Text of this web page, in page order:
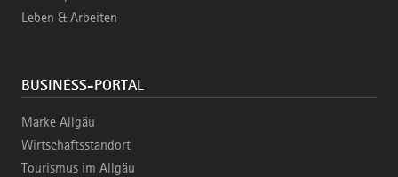
Leben & Arbeiten
BUSINESS-PORTAL
Marke Allgäu
Wirtschaftsstandort
Tourismus im Allgäu